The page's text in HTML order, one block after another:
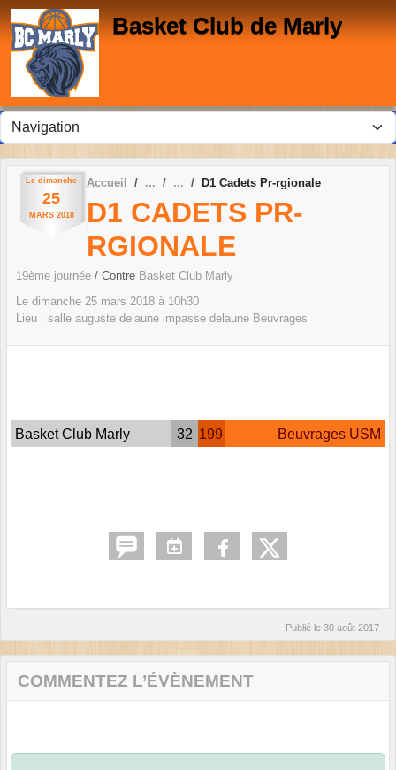
Basket Club de Marly
Le dimanche
25
MARS 2018
Accueil D1 Cadets Pr-rgionale
D1 CADETS PR-
RGIONALE
19ème journée / Contre Basket Club Marly
Le dimanche 25 mars 2018 à 10h30
Lieu : salle auguste delaune impasse delaune Beuvrages
Basket Club Marly 32 199 Beuvrages USM
Publié le 30 août 2017
COMMENTEZ L’ÉVÈNEMENT
Panneau de gestion des cookies